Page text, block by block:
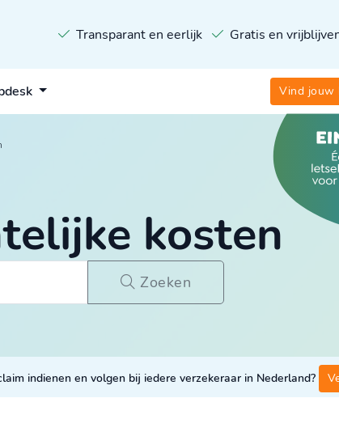
Transparant en eerlijk Gratis en
Vind jouw
kosten
Zoeken
indienen en volgen bij iedere verzekeraar in Nederland?